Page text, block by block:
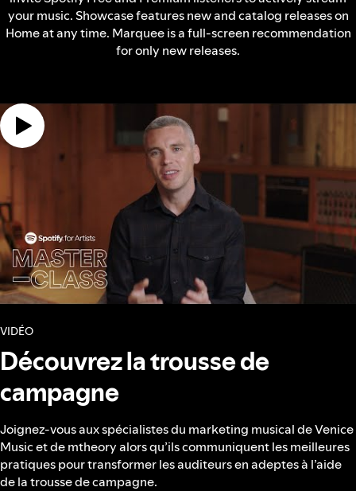
your music. Showcase features new and catalog releases on
Home at any time. Marquee is a full-screen recommendation
for only new releases.
VIDÉO
Découvrez la trousse de
campagne
Joignez-vous aux spécialistes du marketing musical de Venice
Music et de mtheory alors qu’ils communiquent les meilleures
pratiques pour transformer les auditeurs en adeptes à l’aide
de la trousse de campagne.